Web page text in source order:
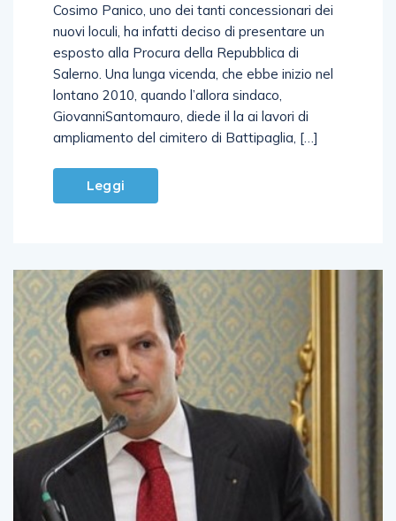
Cosimo Panico, uno dei tanti concessionari dei
nuovi loculi, ha infatti deciso di presentare un
esposto alla Procura della Repubblica di
Salerno. Una lunga vicenda, che ebbe inizio nel
lontano 2010, quando l’allora sindaco,
GiovanniSantomauro, diede il la ai lavori di
ampliamento del cimitero di Battipaglia, […]
Leggi